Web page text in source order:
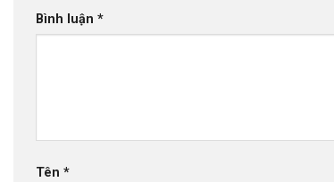
Bình luận *
Tên *